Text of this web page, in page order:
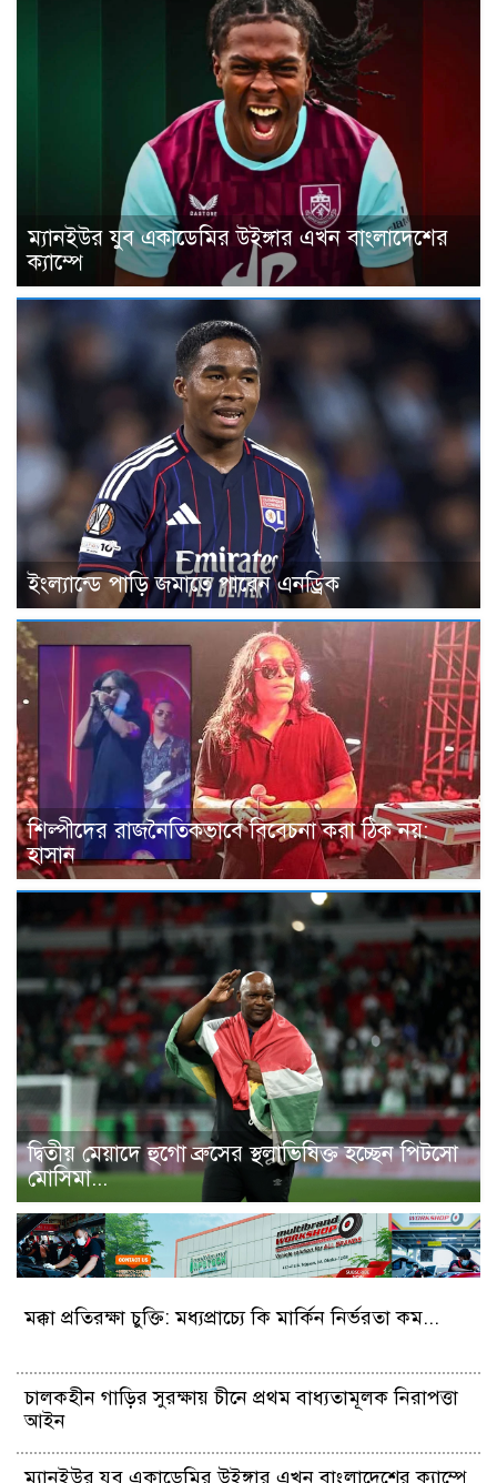
ম্যানইউর যুব একাডেমির উইঙ্গার এখন বাংলাদেশের
ক্যাম্পে
ইংল্যান্ডে পাড়ি জমাতে পারেন এনড্রিক
শিল্পীদের রাজনৈতিকভাবে বিবেচনা করা ঠিক নয়:
হাসান
দ্বিতীয় মেয়াদে হুগো ব্রুসের স্থলাভিষিক্ত হচ্ছেন পিটসো
মোসিমা...
মক্কা প্রতিরক্ষা চুক্তি: মধ্যপ্রাচ্যে কি মার্কিন নির্ভরতা কম...
চালকহীন গাড়ির সুরক্ষায় চীনে প্রথম বাধ্যতামূলক নিরাপত্তা
আইন
ম্যানইউর যুব একাডেমির উইঙ্গার এখন বাংলাদেশের ক্যাম্পে